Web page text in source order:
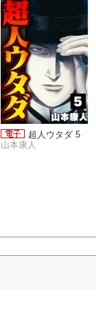
超人ウタダ 5
山本康人